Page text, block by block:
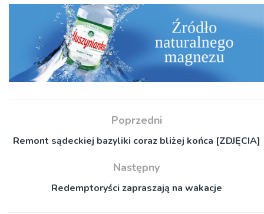
Poprzedni
Remont sądeckiej bazyliki coraz bliżej końca [ZDJĘCIA]
Następny
Redemptoryści zapraszają na wakacje